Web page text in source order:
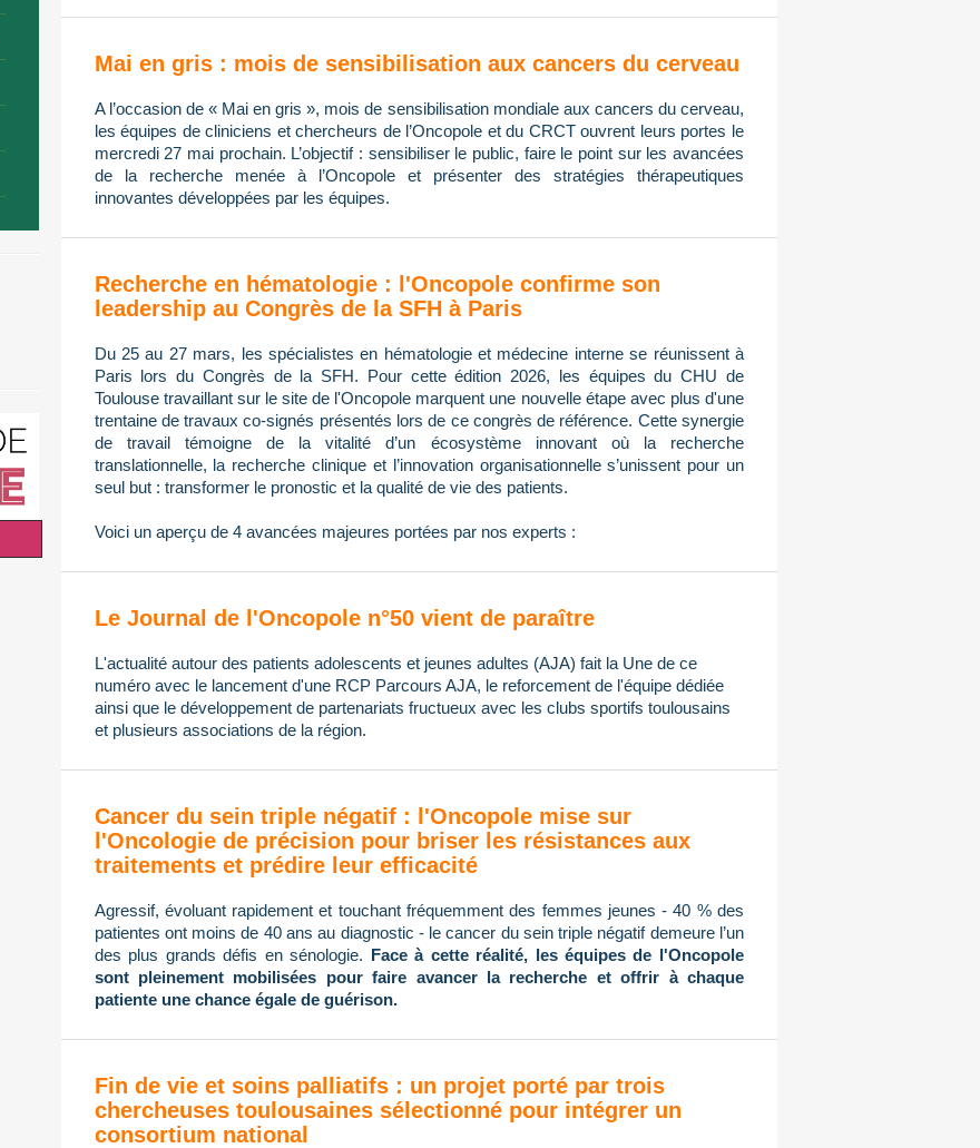
Mai en gris : mois de sensibilisation aux cancers du cerveau
A l’occasion de « Mai en gris », mois de sensibilisation mondiale aux cancers du cerveau,
les équipes de cliniciens et chercheurs de l’Oncopole et du CRCT ouvrent leurs portes le
mercredi 27 mai prochain. L’objectif : sensibiliser le public, faire le point sur les avancées
de la recherche menée à l’Oncopole et présenter des stratégies thérapeutiques
innovantes développées par les équipes.
Recherche en hématologie : l'Oncopole confirme son
leadership au Congrès de la SFH à Paris
Du 25 au 27 mars, les spécialistes en hématologie et médecine interne se réunissent à
Paris lors du Congrès de la SFH. Pour cette édition 2026, les équipes du CHU de
Toulouse travaillant sur le site de l'Oncopole marquent une nouvelle étape avec plus d'une
trentaine de travaux co-signés présentés lors de ce congrès de référence. Cette synergie
de travail témoigne de la vitalité d’un écosystème innovant où la recherche
translationnelle, la recherche clinique et l’innovation organisationnelle s’unissent pour un
seul but : transformer le pronostic et la qualité de vie des patients.
Voici un aperçu de 4 avancées majeures portées par nos experts :
Le Journal de l'Oncopole n°50 vient de paraître
L'actualité autour des patients adolescents et jeunes adultes (AJA) fait la Une de ce
numéro avec le lancement d'une RCP Parcours AJA, le reforcement de l'équipe dédiée
ainsi que le développement de partenariats fructueux avec les clubs sportifs toulousains
et plusieurs associations de la région.
Cancer du sein triple négatif : l'Oncopole mise sur
l'Oncologie de précision pour briser les résistances aux
traitements et prédire leur efficacité
Agressif, évoluant rapidement et touchant fréquemment des femmes jeunes - 40 % des
patientes ont moins de 40 ans au diagnostic - le cancer du sein triple négatif demeure l’un
des plus grands défis en sénologie. Face à cette réalité, les équipes de l'Oncopole
sont pleinement mobilisées pour faire avancer la recherche et offrir à chaque
patiente une chance égale de guérison.
Fin de vie et soins palliatifs : un projet porté par trois
chercheuses toulousaines sélectionné pour intégrer un
consortium national